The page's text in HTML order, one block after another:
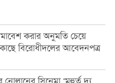
করার অনুমতি চেয়ে
বিরোধীদলের আবেদনপত্র